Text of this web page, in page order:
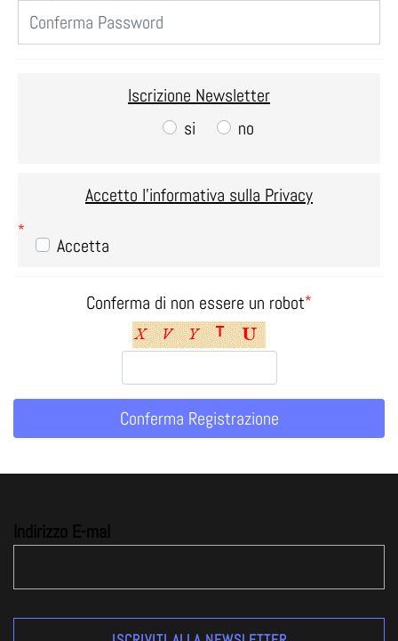
Iscrizione Newsletter
si
no
Accetto l'informativa sulla Privacy
*
*
Accetta
Conferma di non essere un robot*
Indirizzo E-mal